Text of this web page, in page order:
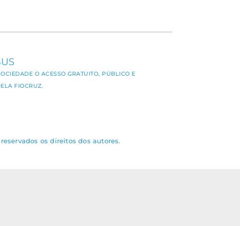
O ACESSO GRATUITO, PÚBLICO E
FIOCRUZ.
os direitos dos autores.